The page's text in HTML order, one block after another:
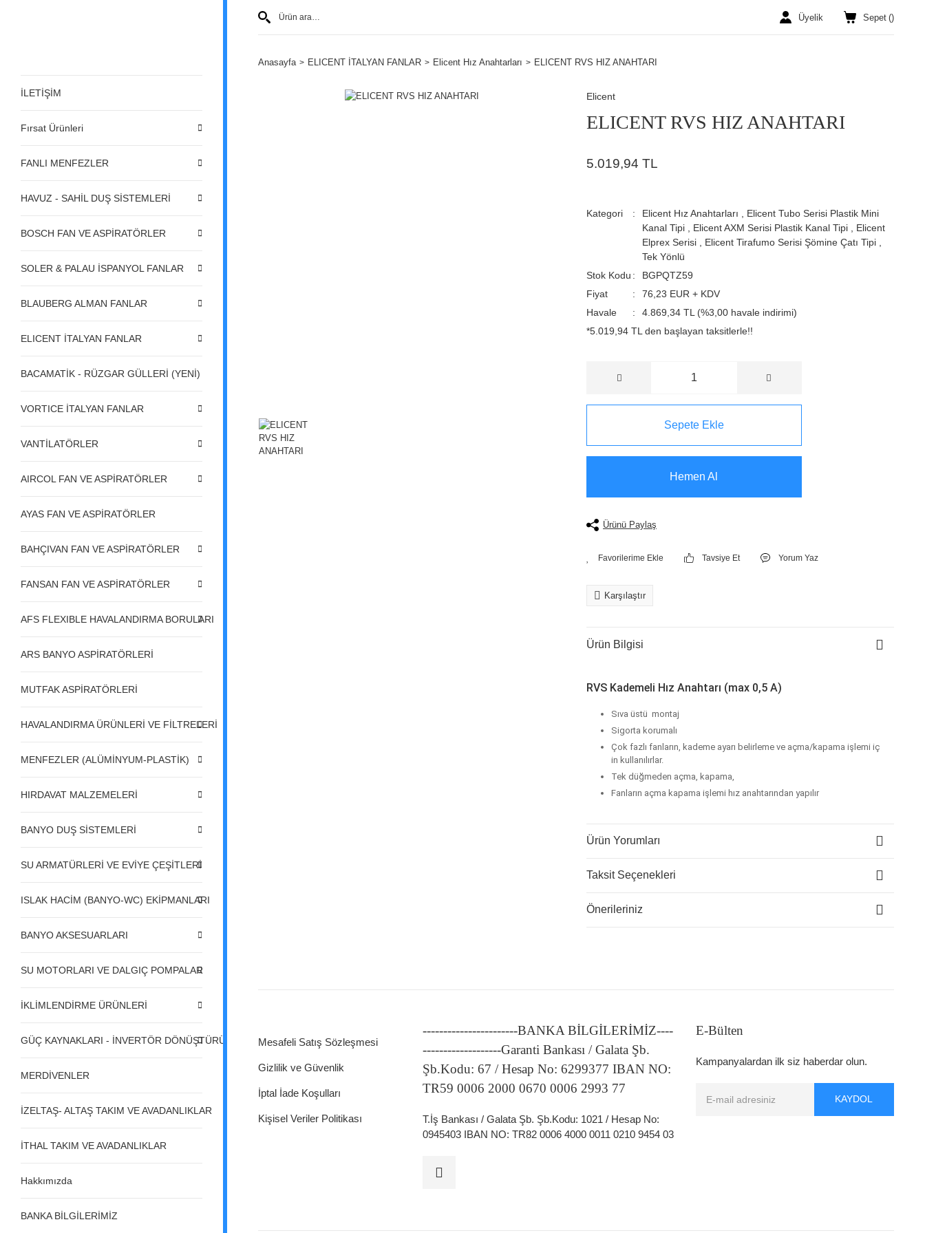
İLETİŞİM
Fırsat Ürünleri
FANLI MENFEZLER
HAVUZ - SAHİL DUŞ SİSTEMLERİ
BOSCH FAN VE ASPİRATÖRLER
SOLER & PALAU İSPANYOL FANLAR
BLAUBERG ALMAN FANLAR
ELICENT İTALYAN FANLAR
BACAMATİK - RÜZGAR GÜLLERİ (YENİ)
VORTICE İTALYAN FANLAR
VANTİLATÖRLER
AIRCOL FAN VE ASPİRATÖRLER
AYAS FAN VE ASPİRATÖRLER
BAHÇIVAN FAN VE ASPİRATÖRLER
FANSAN FAN VE ASPİRATÖRLER
AFS FLEXIBLE HAVALANDIRMA BORULARI
ARS BANYO ASPİRATÖRLERİ
MUTFAK ASPİRATÖRLERİ
HAVALANDIRMA ÜRÜNLERİ VE FİLTRELERİ
MENFEZLER (ALÜMİNYUM-PLASTİK)
HIRDAVAT MALZEMELERİ
BANYO DUŞ SİSTEMLERİ
SU ARMATÜRLERİ VE EVİYE ÇEŞİTLERİ
ISLAK HACİM (BANYO-WC) EKİPMANLARI
BANYO AKSESUARLARI
SU MOTORLARI VE DALGIÇ POMPALAR
İKLİMLENDİRME ÜRÜNLERİ
GÜÇ KAYNAKLARI - İNVERTÖR DÖNÜŞTÜRÜCÜLER - REGÜLATÖRLER
MERDİVENLER
İZELTAŞ- ALTAŞ TAKIM VE AVADANLIKLAR
İTHAL TAKIM VE AVADANLIKLAR
Hakkımızda
BANKA BİLGİLERİMİZ
Üyelik Sepet ()
Anasayfa ELICENT İTALYAN FANLAR Elicent Hız Anahtarları ELICENT RVS HIZ ANAHTARI
Elicent
ELICENT RVS HIZ ANAHTARI
5.019,94 TL
Kategori Elicent Hız Anahtarları
Elicent Tubo Serisi Plastik Mini
Kanal Tipi
Elicent AXM Serisi Plastik Kanal Tipi
Elicent
Elprex Serisi
Elicent Tirafumo Serisi Şömine Çatı Tipi
Tek Yönlü
Stok Kodu
BGPQTZ59
Fiyat
76,23 EUR + KDV
Havale
4.869,34 TL (%3,00 havale indirimi)
*5.019,94 TL den başlayan taksitlerle!!
Sepete Ekle
Hemen Al
Ürünü Paylaş
Tavsiye Et Yorum Yaz
Karşılaştır
Ürün Bilgisi
RVS Kademeli Hız Anahtarı (max 0,5 A)
Sıva üstü montaj
Sigorta korumalı
Çok fazlı fanların, kademe ayarı belirleme ve açma/kapama işlemi iç
in kullanılırlar.
Tek düğmeden açma, kapama,
Fanların açma kapama işlemi hız anahtarından yapılır
Ürün Yorumları
Taksit Seçenekleri
Önerileriniz
Mesafeli Satış Sözleşmesi
Gizlilik ve Güvenlik
İptal İade Koşulları
Kişisel Veriler Politikası
-----------------------BANKA BİLGİLERİMİZ----
-------------------Garanti Bankası / Galata Şb.
Şb.Kodu: 67 / Hesap No: 6299377 IBAN NO:
TR59 0006 2000 0670 0006 2993 77
T.İş Bankası / Galata Şb. Şb.Kodu: 1021 / Hesap No:
0945403 IBAN NO: TR82 0006 4000 0011 0210 9454 03
E-Bülten
Kampanyalardan ilk siz haberdar olun.
KAYDOL